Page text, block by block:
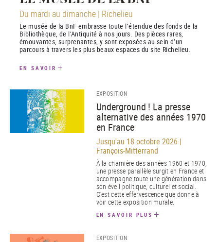
Du mardi au dimanche | Richelieu
Le musée de la BnF embrasse toute l’étendue des fonds de la
Bibliothèque, de l’Antiquité à nos jours. Des pièces rares,
émouvantes, surprenantes, y sont exposées au sein d’un
parcours à travers les plus beaux espaces du site Richelieu.
EN SAVOIR
EXPOSITION
Underground ! La presse
alternative des années 1970
en France
Jusqu'au 18 octobre 2026 |
François-Mitterrand
À la charnière des années 1960 et 1970,
une presse parallèle surgit en France et
accompagne toute une génération dans
son éveil politique, culturel et social.
C’est cette effervescence que donne à
voir cette exposition murale.
EN SAVOIR PLUS
EXPOSITION